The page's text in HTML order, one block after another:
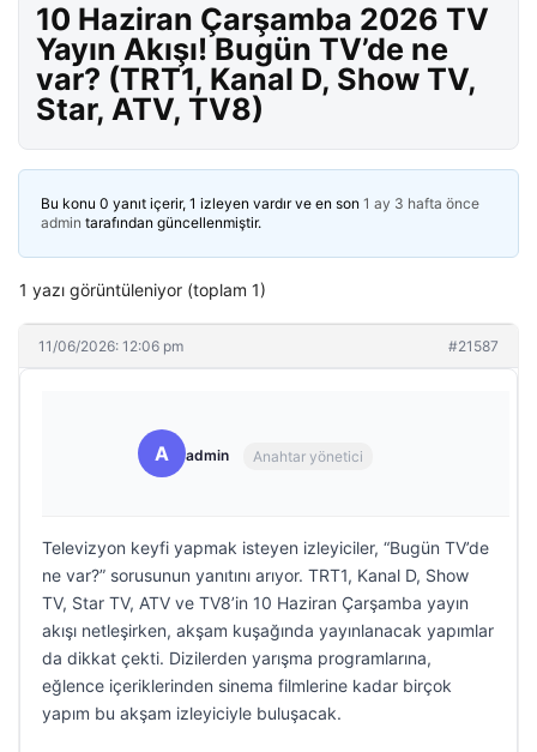
10 Haziran Çarşamba 2026 TV
Yayın Akışı! Bugün TV’de ne
var? (TRT1, Kanal D, Show TV,
Star, ATV, TV8)
Bu konu 0 yanıt içerir, 1 izleyen vardır ve en son 1 ay 3 hafta önce
admin tarafından güncellenmiştir.
1 yazı görüntüleniyor (toplam 1)
11/06/2026: 12:06 pm #21587
A admin Anahtar yönetici
Televizyon keyfi yapmak isteyen izleyiciler, “Bugün TV’de
ne var?” sorusunun yanıtını arıyor. TRT1, Kanal D, Show
TV, Star TV, ATV ve TV8’in 10 Haziran Çarşamba yayın
akışı netleşirken, akşam kuşağında yayınlanacak yapımlar
da dikkat çekti. Dizilerden yarışma programlarına,
eğlence içeriklerinden sinema filmlerine kadar birçok
yapım bu akşam izleyiciyle buluşacak.